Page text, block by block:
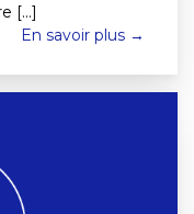
[...]
En savoir plus →